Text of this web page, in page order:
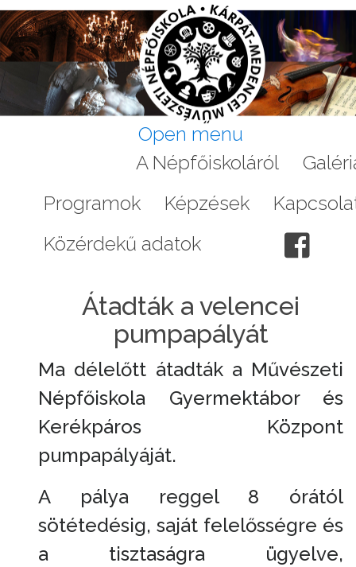
Open menu
A Népfőiskoláról
Programok
Képzések
Közérdekű adatok
Átadták a velencei
pumpapályát
Ma délelőtt átadták a Művészeti
Népfőiskola Gyermektábor és
Kerékpáros Központ
pumpapályáját.
A pálya reggel 8 órától
sötétedésig, saját felelősségre és
a tisztaságra ügyelve,